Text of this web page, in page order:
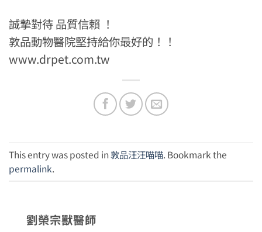
誠摯對待 品質信賴 ！
敦品動物醫院堅持給你最好的！！
www.drpet.com.tw
This entry was posted in敦品汪汪喵喵. Bookmark the
permalink.
劉榮宗獸醫師